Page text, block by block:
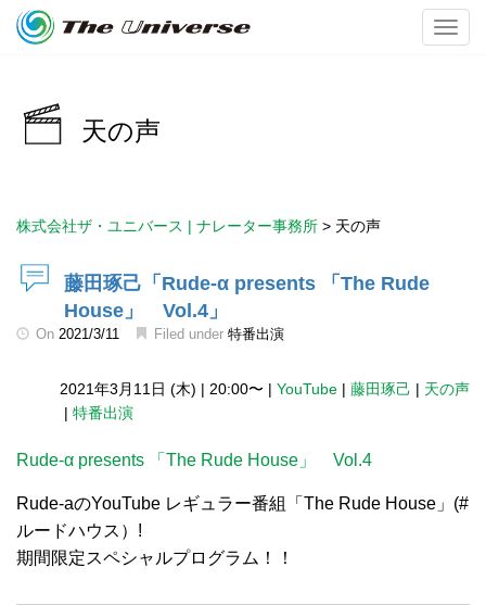
天の声
株式会社ザ・ユニバース | ナレーター事務所 > 天の声
藤田琢己「Rude-α presents 「The Rude
House」 Vol.4」
On 2021/3/11 Filed under 特番出演
2021年3月11日 (木) | 20:00〜 | YouTube | 藤田琢己 | 天の声
| 特番出演
Rude-α presents 「The Rude House」 Vol.4
Rude-aのYouTube レギュラー番組「The Rude House」(#
ルードハウス​）!
期間限定スペシャルプログラム！！